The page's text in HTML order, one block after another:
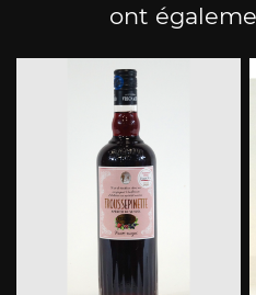
ont